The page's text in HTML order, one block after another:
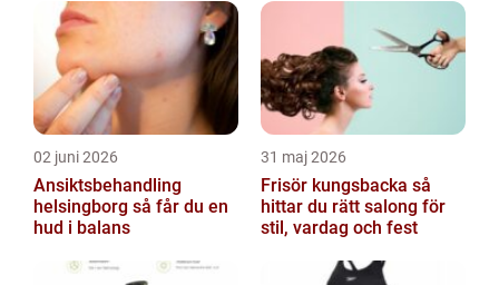
02 juni 2026
Ansiktsbehandling
helsingborg så får du en
hud i balans
31 maj 2026
Frisör kungsbacka så
hittar du rätt salong för
stil, vardag och fest